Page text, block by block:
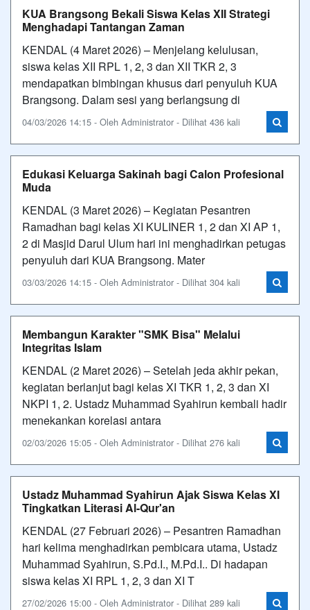
KUA Brangsong Bekali Siswa Kelas XII Strategi
Menghadapi Tantangan Zaman
KENDAL (4 Maret 2026) – Menjelang kelulusan,
siswa kelas XII RPL 1, 2, 3 dan XII TKR 2, 3
mendapatkan bimbingan khusus dari penyuluh KUA
Brangsong. Dalam sesi yang berlangsung di
04/03/2026 14:15 - Oleh Administrator - Dilihat 436 kali
Edukasi Keluarga Sakinah bagi Calon Profesional
Muda
KENDAL (3 Maret 2026) – Kegiatan Pesantren
Ramadhan bagi kelas XI KULINER 1, 2 dan XI AP 1,
2 di Masjid Darul Ulum hari ini menghadirkan petugas
penyuluh dari KUA Brangsong. Mater
03/03/2026 14:15 - Oleh Administrator - Dilihat 304 kali
Membangun Karakter "SMK Bisa" Melalui
Integritas Islam
KENDAL (2 Maret 2026) – Setelah jeda akhir pekan,
kegiatan berlanjut bagi kelas XI TKR 1, 2, 3 dan XI
NKPI 1, 2. Ustadz Muhammad Syahirun kembali hadir
menekankan korelasi antara
02/03/2026 15:05 - Oleh Administrator - Dilihat 276 kali
Ustadz Muhammad Syahirun Ajak Siswa Kelas XI
Tingkatkan Literasi Al-Qur'an
KENDAL (27 Februari 2026) – Pesantren Ramadhan
hari kelima menghadirkan pembicara utama, Ustadz
Muhammad Syahirun, S.Pd.I., M.Pd.I.. Di hadapan
siswa kelas XI RPL 1, 2, 3 dan XI T
27/02/2026 15:00 - Oleh Administrator - Dilihat 289 kali